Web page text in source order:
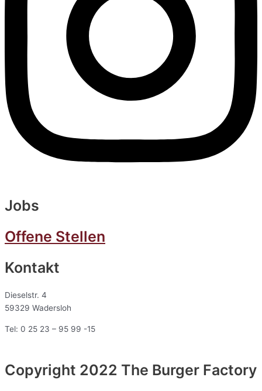
Jobs
Offene Stellen
Kontakt
Dieselstr. 4
59329 Wadersloh
Tel: 0 25 23 – 95 99 -15
Copyright 2022 The Burger Factory